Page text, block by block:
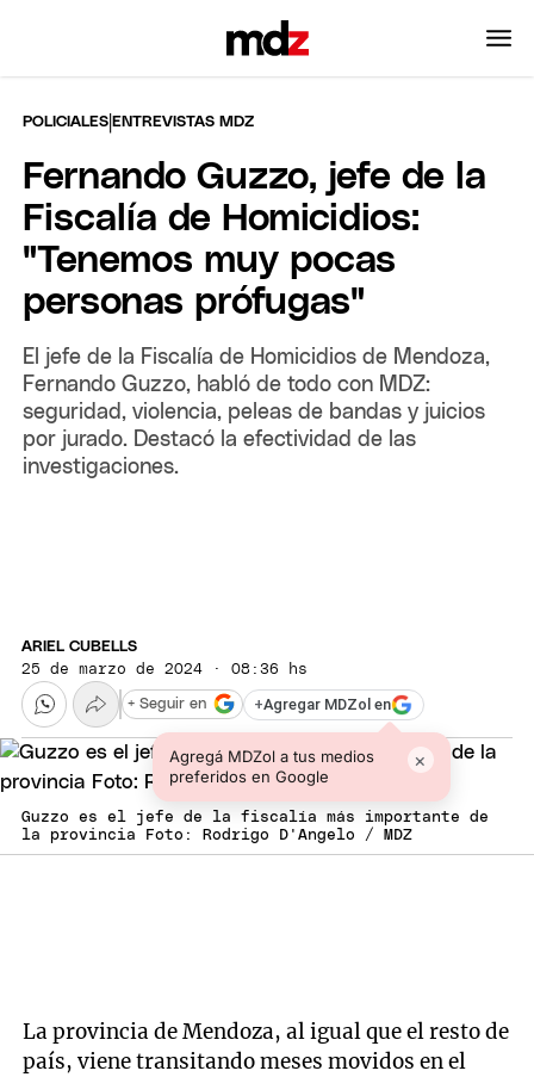
POLICIALES |ENTREVISTAS MDZ
Fernando Guzzo, jefe de la
Fiscalía de Homicidios:
"Tenemos muy pocas
personas prófugas"
El jefe de la Fiscalía de Homicidios de Mendoza,
Fernando Guzzo, habló de todo con MDZ:
seguridad, violencia, peleas de bandas y juicios
por jurado. Destacó la efectividad de las
investigaciones.
ARIEL CUBELLS
25 de marzo de 2024 · 08:36 hs
+Agregar MDZol en
Agregá MDZol a tus medios
preferidos en Google
×
+ Seguir en
Guzzo es el jefe de la fiscalía más importante de
la provincia Foto: Rodrigo D'Angelo / MDZ
La provincia de Mendoza, al igual que el resto de
país, viene transitando meses movidos en el